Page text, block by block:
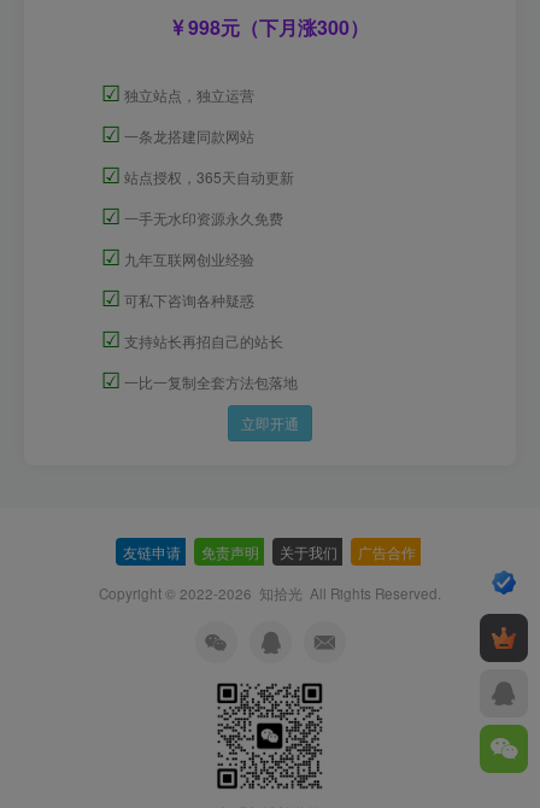
998元（下月涨300）
☑ 独立站点，独立运营
☑ 一条龙搭建同款网站
☑ 站点授权，365天自动更新
☑ 一手无水印资源永久免费
☑ 九年互联网创业经验
☑ 可私下咨询各种疑惑
☑ 支持站长再招自己的站长
☑ 一比一复制全套方法包落地
立即开通
友链申请 免责声明 关于我们 广告合作
Copyright © 2022-2026 知拾光 All Rights Reserved.